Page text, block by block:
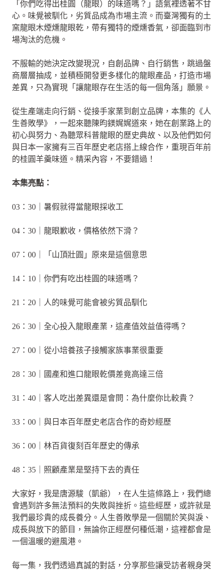
「你們吃得出桂圓（龍眼）的味道嗎？」語氣裡透著不甘
心。味覺被馴化，劣質品成為市場主流。而臺灣獨有的土
窯龍眼木煙燻龍眼乾，帶有獨特的煙燻香氣，卻面臨到市
場淘汰的危機。
不服輸的她決定改變現況，自創品牌、自行銷售，跳過盤
商層層抽成，並積極開發更多樣化的龍眼產品，打造市場
差異，只為實現「讓龍眼存在生活的每一個角落」願景。
從生產端走向行銷、從接手家業到創立品牌，本集的《人
生善敗學》，一起來聽陳昀鎂娓娓道來，她在創業路上的
初心與努力、為聽眾科普龍眼的歷史典故、以及他們如何
與日本一家擁有三百年歷史老店搭上線合作，重現百年前
的桂圓羊羹味道。精采內容，不要錯過！
本集亮點：
03：30｜暑假就得當龍眼採收工
04：30｜龍眼歉收，價格依然下滑？
07：00｜「山頂壯圓」原來是這個意思
14：10｜你們有吃出桂圓的味道嗎？
21：20｜人的味覺可能會被劣質品馴化
26：30｜全心投入龍眼產業，這產值效益值得嗎？
27：00｜從小培養孩子接觸家族事業很重要
28：30｜國產和進口龍眼乾價差竟高達三倍
31：40｜客人吃出差異還是會問：為什麼你比較貴？
33：00｜與日本百年歷史老店合作的奇妙經歷
36：00｜林百貨復刻百年歷史的傳承
48：35｜照顧產業是堅持下去的責任
大家好，我是唐源駿（凱爺），在人生這條路上，我們總
會遇到許多無法預料的失敗與挫折。這些經歷，或許就是
我們最珍貴的成長養分。人生善敗學是一個關於笑與淚、
成長與放下的節目，無論你正經歷何種低潮，這裡都會是
一個溫暖的避風港。
每一集，我們透過真誠的對話，分享那些讓受訪者親身哭